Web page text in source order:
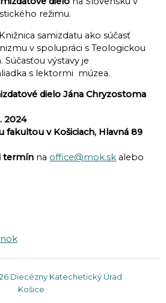
režimu.
samizdatu ako súčasť
v spolupráci s Teologickou
Súčasťou výstavy je
s lektormi múzea.
dielo Jána Chryzostoma
2024
fakultou v Košiciach, Hlavná 89
termín na office@mok.sk alebo
Diecézny Katechetický Úrad
Košice